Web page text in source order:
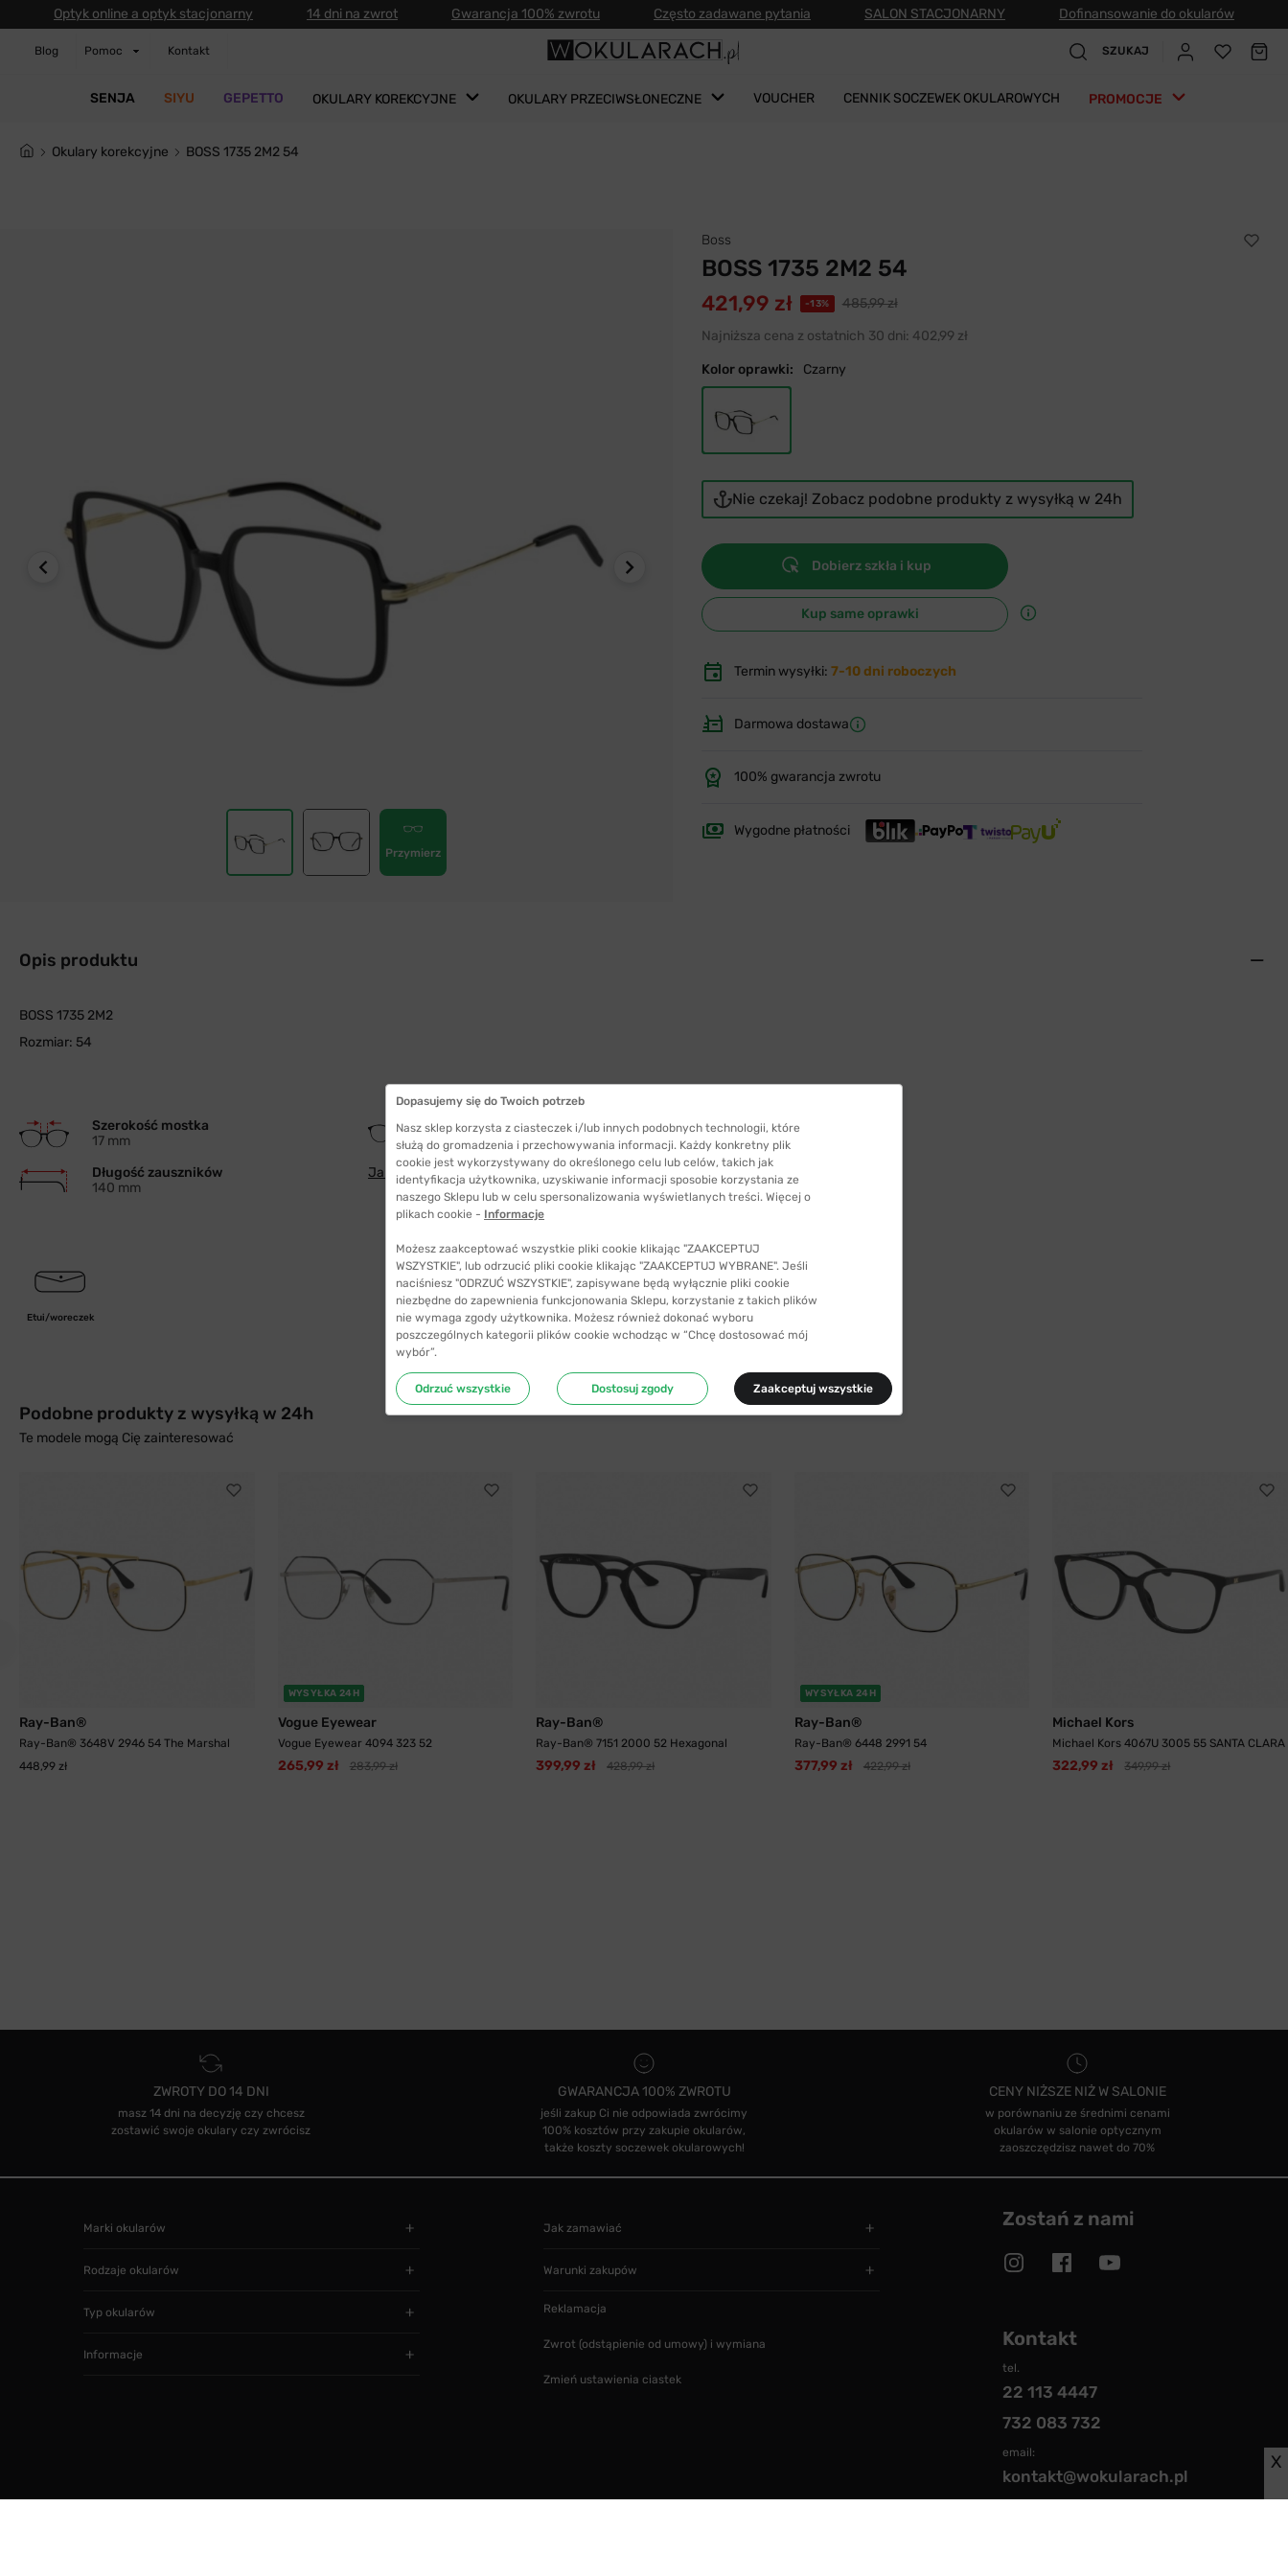
Optyk online a optyk stacjonarny 14 dni na zwrot Gwarancja 100% zwrotu Często zadawane pytania SALON STACJONARNY Dofinansowanie do okularów
Blog Pomoc Kontakt SZUKAJ
SENJA SIYU GEPETTO OKULARY KOREKCYJNE OKULARY PRZECIWSŁONECZNE VOUCHER CENNIK SOCZEWEK OKULAROWYCH PROMOCJE
Okulary korekcyjne BOSS 1735 2M2 54
Przymierz
Boss
BOSS 1735 2M2 54
421,99 zł -13%
485,99 zł
Najniższa cena z ostatnich 30 dni: 402,99 zł
Kolor oprawki: Czarny
Nie czekaj! Zobacz podobne produkty z wysyłką w 24h
Dobierz szkła i kup
Kup same oprawki
Termin wysyłki: 7-10 dni roboczych
Darmowa dostawa
100% gwarancja zwrotu
Wygodne płatności
Opis produktu
BOSS 1735 2M2
Rozmiar: 54
Szerokość mostka
17 mm
Szerokość szkła
54 mm
Długość zauszników
140 mm
Jak wybrać odpowiedni rozmiar
Etui/woreczek
Podobne produkty z wysyłką w 24h
Te modele mogą Cię zainteresować
Ray-Ban®
Ray-Ban® 3648V 2946 54 The Marshal
448,99 zł
WYSYŁKA 24H
Vogue Eyewear
Vogue Eyewear 4094 323 52
265,99 zł 283,99 zł
Ray-Ban®
Ray-Ban® 7151 2000 52 Hexagonal
399,99 zł 428,99 zł
WYSYŁKA 24H
Ray-Ban®
Ray-Ban® 6448 2991 54
377,99 zł 422,99 zł
Michael Kors
Michael Kors 4067U 3005 55 SANTA CLARA
322,99 zł 349,99 zł
ZWROTY DO 14 DNI
masz 14 dni na decyzję czy chcesz
zostawić swoje okulary czy zwrócisz
GWARANCJA 100% ZWROTU
jeśli zakup Ci nie odpowiada zwrócimy
100% kosztów przy zakupie okularów,
także koszty soczewek okularowych!
CENY NIŻSZE NIŻ W SALONIE
w porównaniu ze średnimi cenami
okularów w salonie optycznym
zaoszczędzisz nawet do 70%
Zostań z nami
Kontakt
tel.
22 113 4447
732 083 732
email:
kontakt@wokularach.pl
Marki okularów
Rodzaje okularów
Typ okularów
Informacje
Jak zamawiać
Warunki zakupów
Reklamacja
Zwrot (odstąpienie od umowy) i wymiana
Zmień ustawienia ciastek
Dopasujemy się do Twoich potrzeb
Nasz sklep korzysta z ciasteczek i/lub innych podobnych technologii, które
służą do gromadzenia i przechowywania informacji. Każdy konkretny plik
cookie jest wykorzystywany do określonego celu lub celów, takich jak
identyfikacja użytkownika, uzyskiwanie informacji sposobie korzystania ze
naszego Sklepu lub w celu spersonalizowania wyświetlanych treści. Więcej o
plikach cookie - Informacje
Możesz zaakceptować wszystkie pliki cookie klikając "ZAAKCEPTUJ
WSZYSTKIE", lub odrzucić pliki cookie klikając "ZAAKCEPTUJ WYBRANE". Jeśli
naciśniesz "ODRZUĆ WSZYSTKIE", zapisywane będą wyłącznie pliki cookie
niezbędne do zapewnienia funkcjonowania Sklepu, korzystanie z takich plików
nie wymaga zgody użytkownika. Możesz również dokonać wyboru
poszczególnych kategorii plików cookie wchodząc w “Chcę dostosować mój
wybór”.
Odrzuć wszystkie Dostosuj zgody Zaakceptuj wszystkie
X